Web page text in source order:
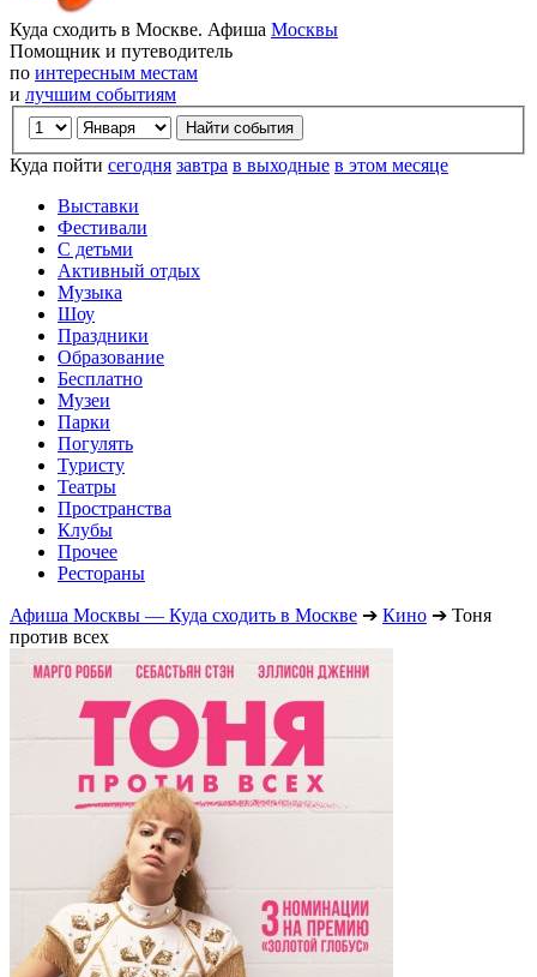
Куда сходить в Москве. Афиша Москвы
Помощник и путеводитель
по интересным местам
и лучшим событиям
Куда пойти сегодня завтра в выходные в этом месяце
Выставки
Фестивали
С детьми
Активный отдых
Музыка
Шоу
Праздники
Образование
Бесплатно
Музеи
Парки
Погулять
Туристу
Театры
Пространства
Клубы
Прочее
Рестораны
Афиша Москвы — Куда сходить в Москве ➔ Кино ➔ Тоня
против всех